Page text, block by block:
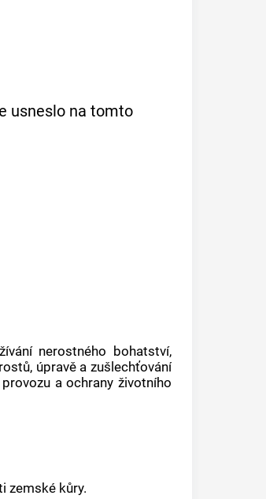
usneslo na tomto
nerostného bohatství,
úpravě a zušlechťování
a ochrany životního
zemské kůry.